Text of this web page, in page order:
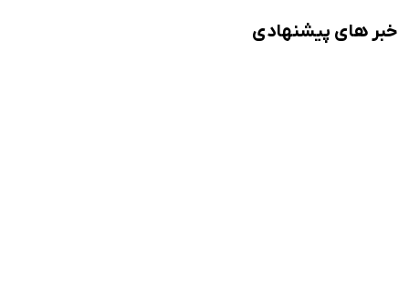
خبر های پیشنهادی